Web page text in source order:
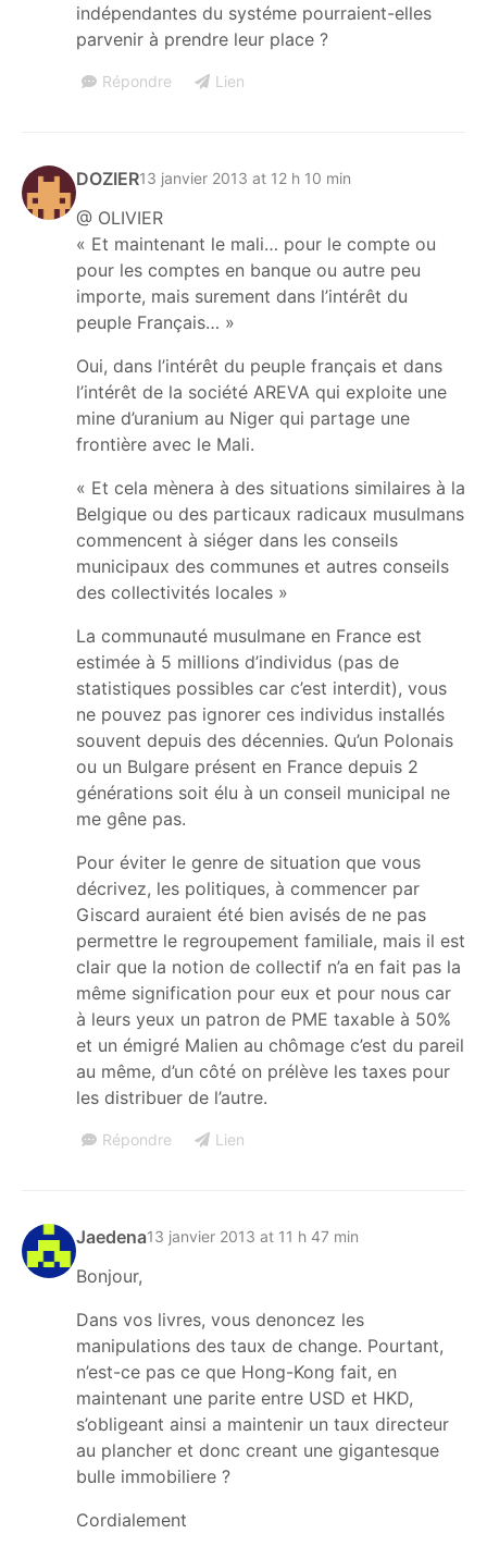
indépendantes du systéme pourraient-elles
parvenir à prendre leur place ?
Répondre Lien
DOZIER13 janvier 2013 at 12 h 10 min
@ OLIVIER
« Et maintenant le mali… pour le compte ou
pour les comptes en banque ou autre peu
importe, mais surement dans l’intérêt du
peuple Français… »
Oui, dans l’intérêt du peuple français et dans
l’intérêt de la société AREVA qui exploite une
mine d’uranium au Niger qui partage une
frontière avec le Mali.
« Et cela mènera à des situations similaires à la
Belgique ou des particaux radicaux musulmans
commencent à siéger dans les conseils
municipaux des communes et autres conseils
des collectivités locales »
La communauté musulmane en France est
estimée à 5 millions d’individus (pas de
statistiques possibles car c’est interdit), vous
ne pouvez pas ignorer ces individus installés
souvent depuis des décennies. Qu’un Polonais
ou un Bulgare présent en France depuis 2
générations soit élu à un conseil municipal ne
me gêne pas.
Pour éviter le genre de situation que vous
décrivez, les politiques, à commencer par
Giscard auraient été bien avisés de ne pas
permettre le regroupement familiale, mais il est
clair que la notion de collectif n’a en fait pas la
même signification pour eux et pour nous car
à leurs yeux un patron de PME taxable à 50%
et un émigré Malien au chômage c’est du pareil
au même, d’un côté on prélève les taxes pour
les distribuer de l’autre.
Répondre Lien
Jaedena13 janvier 2013 at 11 h 47 min
Bonjour,
Dans vos livres, vous denoncez les
manipulations des taux de change. Pourtant,
n’est-ce pas ce que Hong-Kong fait, en
maintenant une parite entre USD et HKD,
s’obligeant ainsi a maintenir un taux directeur
au plancher et donc creant une gigantesque
bulle immobiliere ?
Cordialement